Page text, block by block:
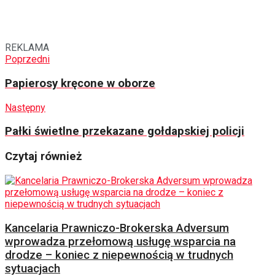
REKLAMA
Poprzedni
Papierosy kręcone w oborze
Następny
Pałki świetlne przekazane gołdapskiej policji
Czytaj również
Kancelaria Prawniczo-Brokerska Adversum
wprowadza przełomową usługę wsparcia na
drodze – koniec z niepewnością w trudnych
sytuacjach